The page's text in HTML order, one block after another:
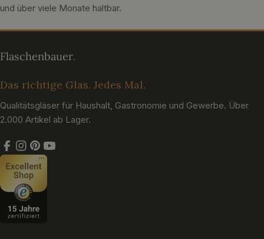
und über viele Monate haltbar.
Das richtige Glas. Jedes Mal.
Qualitätsgläser für Haushalt, Gastronomie und Gewerbe. Über
2.000 Artikel ab Lager.
Facebook
Instagram
Pinterest
YouTube